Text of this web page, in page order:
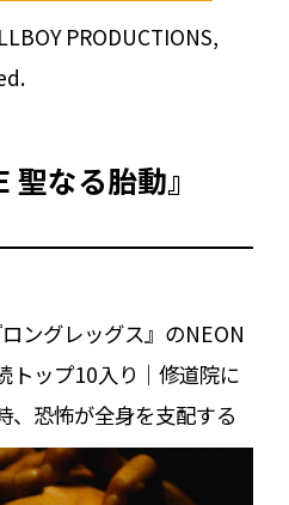
PRODUCTIONS,
聖なる胎動』
ロングレッグス』のNEON
トップ10⼊り｜修道院に
、恐怖が全⾝を⽀配する